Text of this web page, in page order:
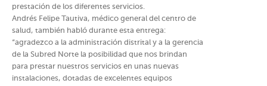
prestación de los diferentes servicios.
Andrés Felipe Tautiva, médico general del centro de
salud, también habló durante esta entrega:
“agradezco a la administración distrital y a la gerencia
de la Subred Norte la posibilidad que nos brindan
para prestar nuestros servicios en unas nuevas
instalaciones, dotadas de excelentes equipos